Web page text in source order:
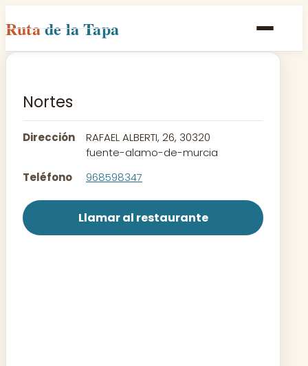
Rutade la Tapa
Inicio
Rutas
Contacto
Nortes
Dirección
RAFAEL ALBERTI, 26, 30320
fuente-alamo-de-murcia
Teléfono
968598347
Llamar al restaurante